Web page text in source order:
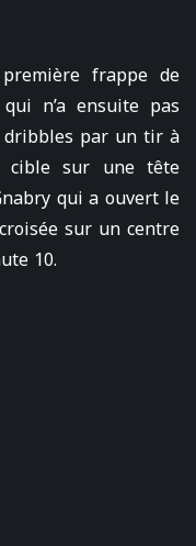
frappe de
n’a ensuite pas
par un tir à
sur une tête
qui a ouvert le
sur un centre
10.